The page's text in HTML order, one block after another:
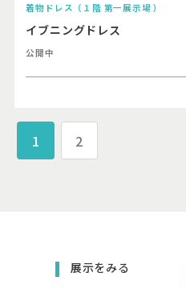
着物ドレス（１階 第一展示場 ）
イブニングドレス
公開中
1 2
展示をみる